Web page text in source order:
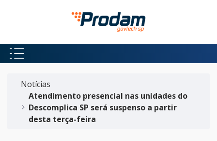
Pular para o Conteúdo principal
Notícias
Atendimento presencial nas unidades do
Descomplica SP será suspenso a partir
desta terça-feira